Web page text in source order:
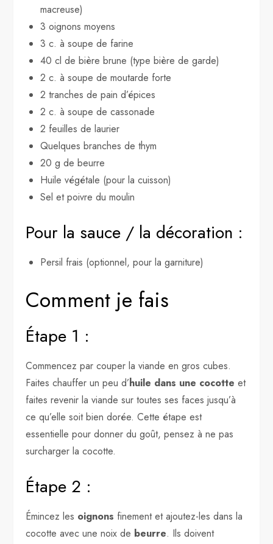
macreuse)
3 oignons moyens
3 c. à soupe de farine
40 cl de bière brune (type bière de garde)
2 c. à soupe de moutarde forte
2 tranches de pain d’épices
2 c. à soupe de cassonade
2 feuilles de laurier
Quelques branches de thym
20 g de beurre
Huile végétale (pour la cuisson)
Sel et poivre du moulin
Pour la sauce / la décoration :
Persil frais (optionnel, pour la garniture)
Comment je fais
Étape 1 :
Commencez par couper la viande en gros cubes.
Faites chauffer un peu d’huile dans une cocotte et
faites revenir la viande sur toutes ses faces jusqu’à
ce qu’elle soit bien dorée. Cette étape est
essentielle pour donner du goût, pensez à ne pas
surcharger la cocotte.
Étape 2 :
Émincez les oignons finement et ajoutez-les dans la
cocotte avec une noix de beurre. Ils doivent